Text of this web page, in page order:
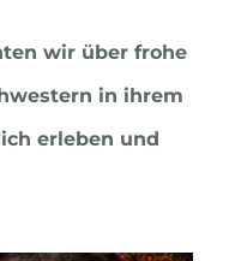
wir über frohe
in ihrem
erleben und